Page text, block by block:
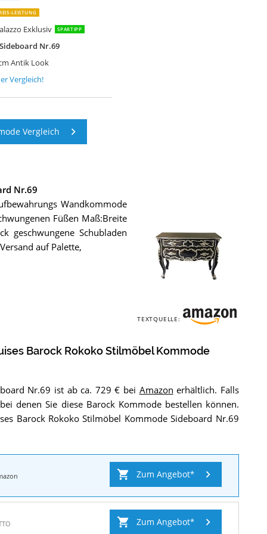
LEISTUNG
Exklusiv SPARTIPP
Nr.69
Antik Look
Vergleich!
Vergleich
Nr.69
Antik
Rokoko
Nr.69.
Wandkommode
Füßen Maß:Breite
geschwungene Schubladen
auf Palette,
TEXTQUELLE:
Barock Rokoko Stilmöbel Kommode
Nr.69 ist ab ca. 729 € bei Amazon erhältlich. Falls
denen Sie diese Barock Kommode bestellen können.
Barock Rokoko Stilmöbel Kommode Sideboard Nr.69
Zum Angebot
Zum Angebot